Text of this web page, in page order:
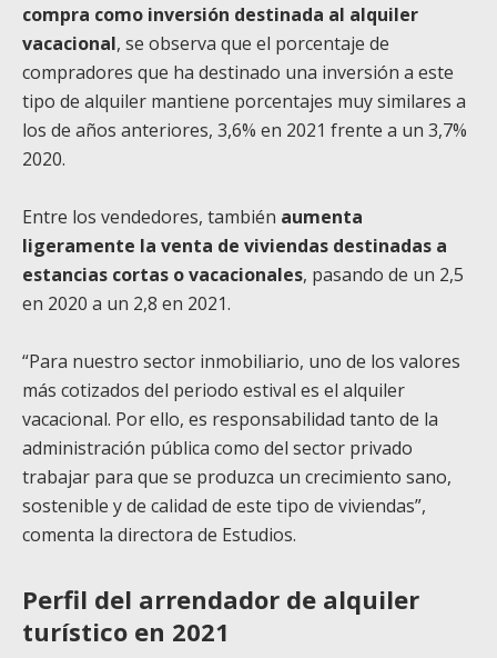
compra como inversión destinada al alquiler
vacacional, se observa que el porcentaje de
compradores que ha destinado una inversión a este
tipo de alquiler mantiene porcentajes muy similares a
los de años anteriores, 3,6% en 2021 frente a un 3,7%
2020.
Entre los vendedores, también aumenta
ligeramente la venta de viviendas destinadas a
estancias cortas o vacacionales, pasando de un 2,5
en 2020 a un 2,8 en 2021.
“Para nuestro sector inmobiliario, uno de los valores
más cotizados del periodo estival es el alquiler
vacacional. Por ello, es responsabilidad tanto de la
administración pública como del sector privado
trabajar para que se produzca un crecimiento sano,
sostenible y de calidad de este tipo de viviendas”,
comenta la directora de Estudios.
Perfil del arrendador de alquiler
turístico en 2021